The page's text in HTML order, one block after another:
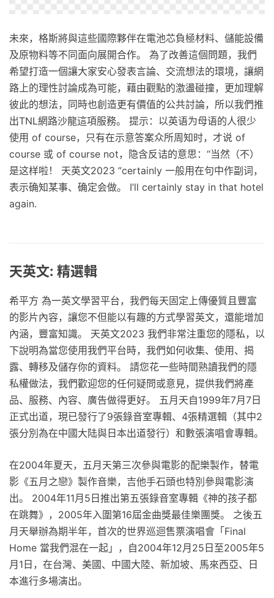
未來，格斯將與這些國際夥伴在電池芯負極材料、儲能設備
及原物料等不同面向展開合作。 為了改善這個問題，我們
希望打造一個讓大家安心發表言論、交流想法的環境，讓網
路上的理性討論成為可能，藉由觀點的激盪碰撞，更加理解
彼此的想法，同時也創造更有價值的公共討論，所以我們推
出TNL網路沙龍這項服務。 提示：以英语为母语的人很少
使用 of course，只有在示意答案众所周知时，才说 of
course 或 of course not，隐含反诘的意思：“当然（不）
是这样啦！ 天英文2023 ”certainly 一般用在句中作副词，
表示确知某事、确定会做。 I’ll certainly stay in that hotel
again.
天英文: 精選輯
希平方 為一英文學習平台，我們每天固定上傳優質且豐富
的影片內容，讓您不但能以有趣的方式學習英文，還能增加
內涵，豐富知識。 天英文2023 我們非常注重您的隱私，以
下說明為當您使用我們平台時，我們如何收集、使用、揭
露、轉移及儲存你的資料。 請您花一些時間熟讀我們的隱
私權做法，我們歡迎您的任何疑問或意見，提供我們將產
品、服務、內容、廣告做得更好。 五月天自1999年7月7日
正式出道，現已發行了9張錄音室專輯、4張精選輯（其中2
張分別為在中國大陆與日本出道發行）和數張演唱會專輯。
在2004年夏天，五月天第三次參與電影的配樂製作，替電
影《五月之戀》製作音樂，吉他手石頭也特別參與電影演
出。 2004年11月5日推出第五張錄音室專輯《神的孩子都
在跳舞》，2005年入圍第16屆金曲獎最佳樂團獎。 之後五
月天舉辦為期半年，首次的世界巡迴售票演唱會「Final
Home 當我們混在一起」，自2004年12月25日至2005年5
月1日，在台灣、美國、中國大陸、新加坡、馬來西亞、日
本進行多場演出。